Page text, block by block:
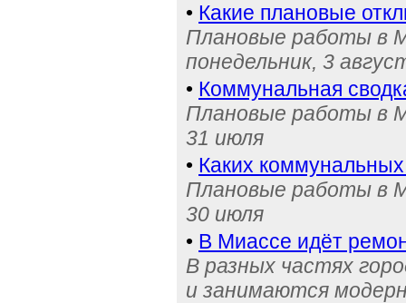
• Какие плановые
Плановые работы в
понедельник, 3
• Коммунальная
Плановые работы в
31 июля
• Каких
Плановые работы в
30 июля
• В Миассе идёт
В разных частях
и занимаются